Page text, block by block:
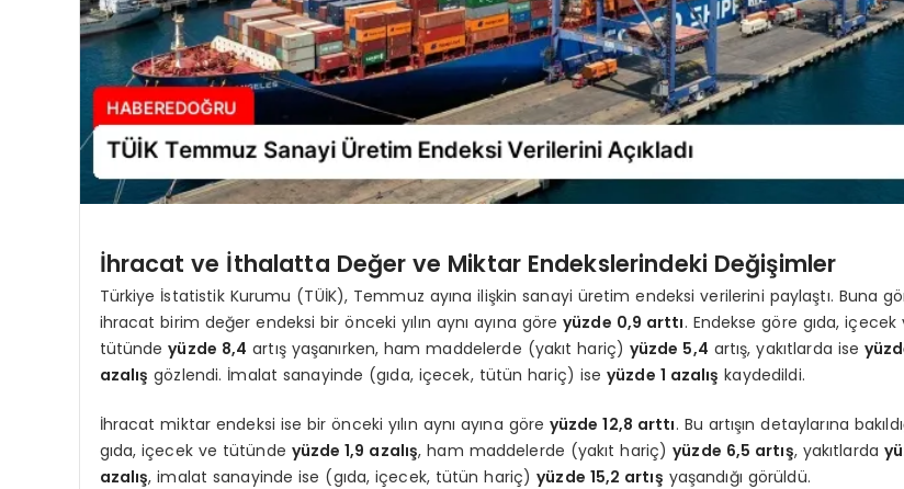
İhracat ve İthalatta Değer ve Miktar Endekslerindeki Değişimler
Türkiye İstatistik Kurumu (TÜİK), Temmuz ayına ilişkin sanayi üretim endeksi verilerini paylaştı. Buna
ihracat birim değer endeksi bir önceki yılın aynı ayına göreyüzde 0,9 arttı. Endekse göre gıda, içecek
tütündeyüzde 8,4 artış yaşanırken, ham maddelerde (yakıt hariç) yüzde 5,4 artış, yakıtlarda ise
azalış gözlendi. İmalat sanayinde (gıda, içecek, tütün hariç) iseyüzde 1 azalış kaydedildi.
İhracat miktar endeksi ise bir önceki yılın aynı ayına göre yüzde 12,8 arttı. Bu artışın detaylarına
gıda, içecek ve tütünde yüzde 1,9 azalış, ham maddelerde (yakıt hariç)yüzde 6,5 artış, yakıtlarda
azalış, imalat sanayinde ise (gıda, içecek, tütün hariç)yüzde 15,2 artış yaşandığı görüldü.